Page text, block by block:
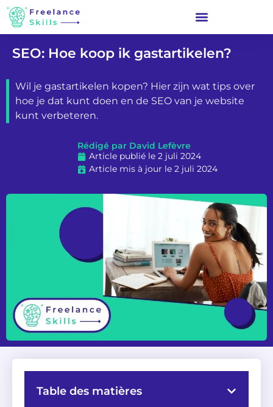
SEO: Hoe koop ik gastartikelen?
Wil je gastartikelen kopen? Hier zijn wat tips over
hoe je dat kunt doen en de SEO van je website
kunt verbeteren.
Rédigé par David Lefèvre
Article publié le 2 juli 2024
Article mis à jour le 2 juli 2024
Table des matières